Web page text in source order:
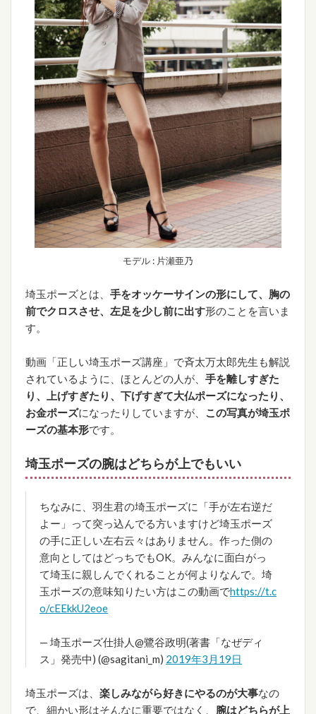
モデル : 片瀬亜乃
埼玉ポーズとは、 手をオッケーサインの形にして、胸の
前でクロスさせ、左足を少し前に出す形のことを言いま
す。
動画「正しい埼玉ポーズ講座」で斉太万太郎先生も解説
されているように、ほとんどの人が、 手を離しすぎた
り、上げすぎたり、下げすぎて大仏ポーズになったり、
お金ポーズになったりしていますが、 この写真が埼玉ポ
ーズの基本形です。
埼玉ポーズの腕はどちらが上でもいい
ちなみに、羽生君の埼玉ポーズに「手が左右逆だ
よー」って突っ込んでる方いますけど埼玉ポーズ
の手に正しい左右云々はありません。作った側の
意向としてはどっちでもOK。みんなに面白がっ
て埼玉に親しんでくれることが何よりなんで。埼
玉ポーズの意味知りたい方はこの動画でhttps://t.c
o/cEEkkU2eoe
— 埼玉ポーズ仕掛人@鷺谷政明(著書「なぜディ
ス」発売中) (@sagitani_m) 2019年3月19日
埼玉ポーズは、 楽しみながら好きにやるのが大事なの
で、細かい形はそんなに重要ではなく、 腕はどちらが上